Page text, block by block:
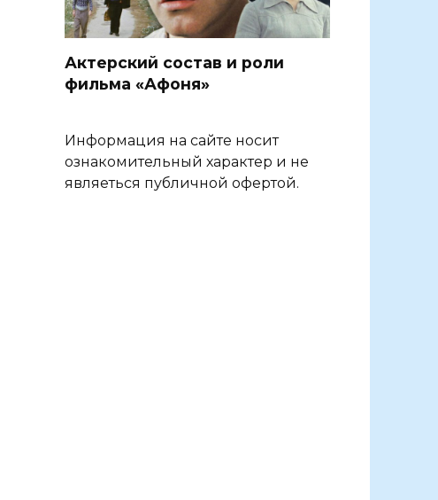
Актерский состав и роли
фильма «Афоня»
Информация на сайте носит
ознакомительный характер и не
являеться публичной офертой.